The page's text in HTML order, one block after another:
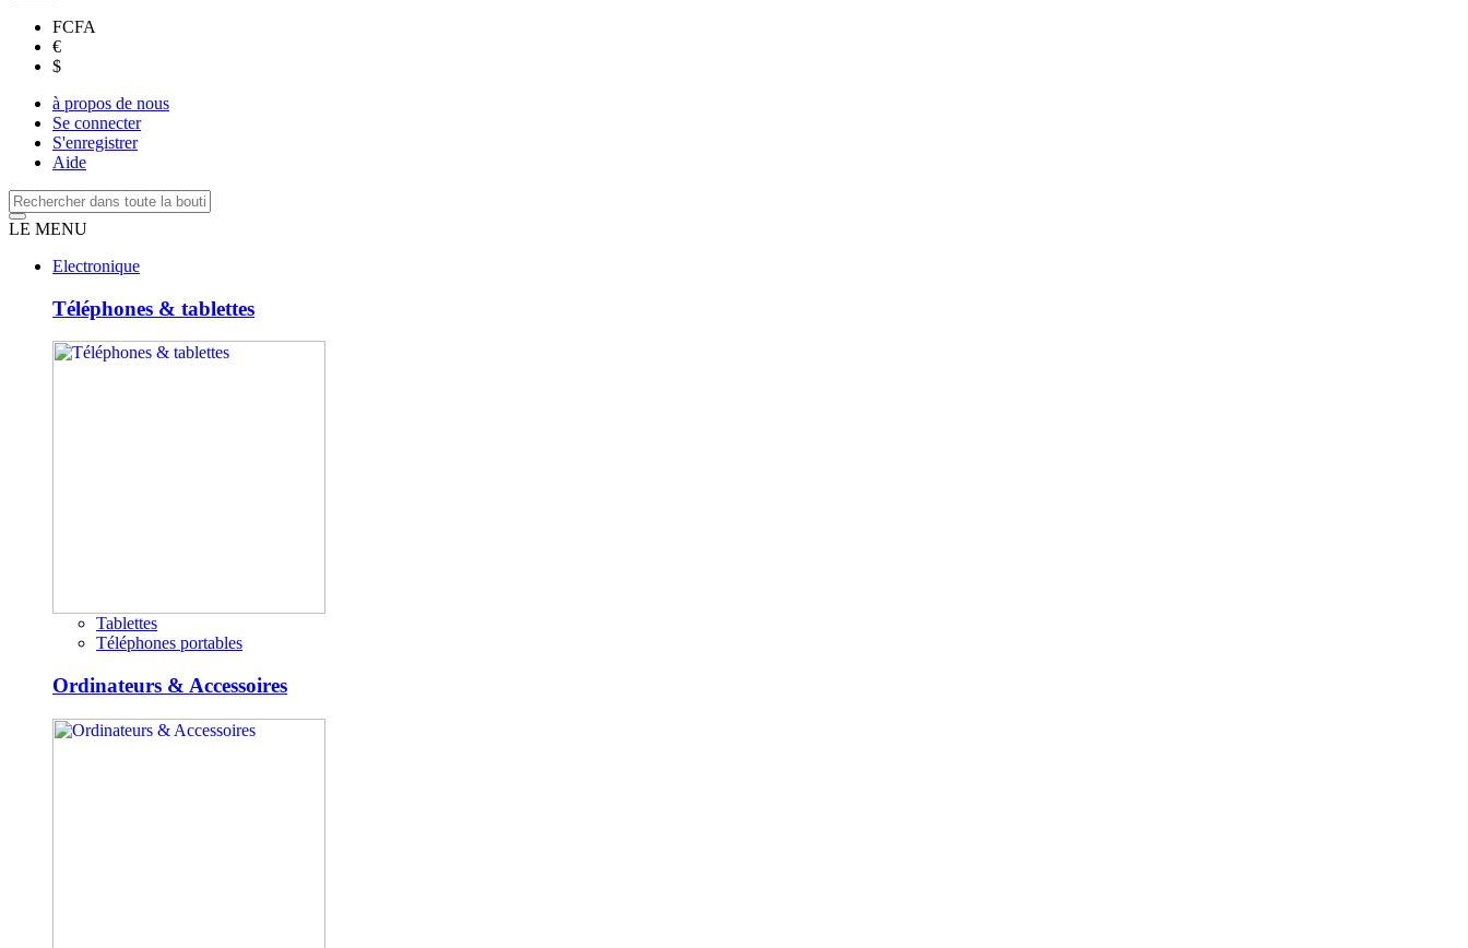
FCFA
€
$
à propos de nous
Se connecter
S'enregistrer
Aide
LE MENU
Electronique
Téléphones & tablettes
Tablettes
Téléphones portables
Ordinateurs & Accessoires